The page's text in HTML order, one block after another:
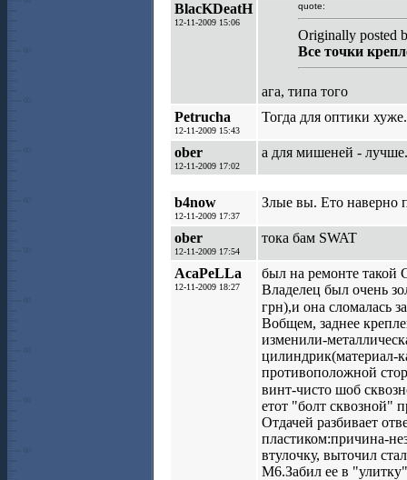
BlacKDeatH
12-11-2009 15:06
quote:
Originally posted
Все точки
ага, типа того
Petrucha
12-11-2009 15:43
Тогда для оптики хуже.
ober
12-11-2009 17:02
а для мишеней - лучше.
b4now
12-11-2009 17:37
Злые вы. Ето наверно
ober
12-11-2009 17:54
тока бам SWAT
AcaPeLLa
12-11-2009 18:27
был на ремонте такой
Владелец был очень
грн),и она сломалась
Вобщем, заднее
изменили-
цилиндрик(материал-
противоположной
винт-чисто шоб
етот "болт сквозной"
Отдачей разбивает
пластиком:причина-
втулочку, выточил
М6.Забил ее в